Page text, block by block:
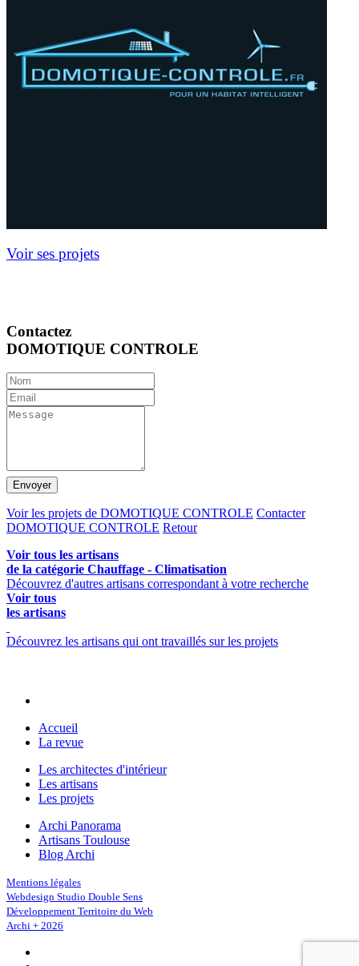
Voir ses projets
Contactez
DOMOTIQUE CONTROLE
Envoyer
Voir les projets de DOMOTIQUE CONTROLE Contacter
DOMOTIQUE CONTROLE Retour
Voir tous les artisans
de la catégorie Chauffage - Climatisation
Découvrez d'autres artisans correspondant à votre recherche
Voir tous
les artisans
Découvrez les artisans qui ont travaillés sur les projets
Accueil
La revue
Les architectes d'intérieur
Les artisans
Les projets
Archi Panorama
Artisans Toulouse
Blog Archi
Mentions légales
Webdesign Studio Double Sens
Développement Territoire du Web
Archi + 2026